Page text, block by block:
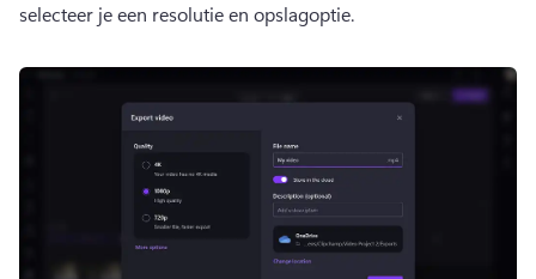
selecteer je een resolutie en opslagoptie.